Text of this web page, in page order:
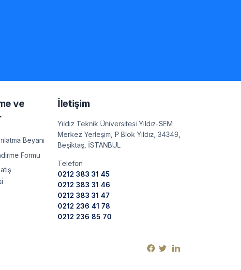
ve
Beyanı
Formu
İletişim
Yıldız Teknik Üniversitesi Yıldız-SEM
Merkez Yerleşim, P Blok Yıldız, 34349,
Beşiktaş, İSTANBUL
Telefon
0212 383 31 45
0212 383 31 46
0212 383 31 47
0212 236 41 78
0212 236 85 70